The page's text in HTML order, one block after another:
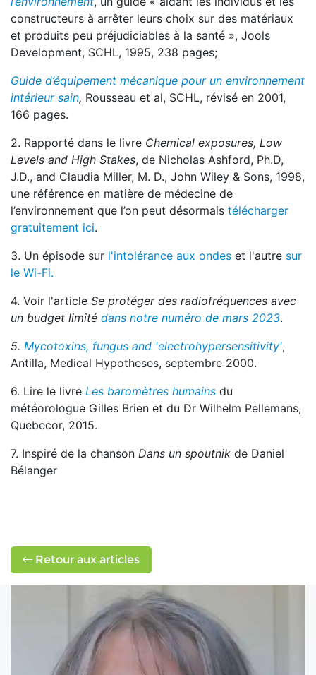
constructeurs à arrêter leurs choix sur des matériaux
et produits peu préjudiciables à la santé », Jools
Development, SCHL, 1995, 238 pages;
Guide d’équipement mécanique pour un environnement
intérieur sain, Rousseau et al, SCHL, révisé en 2001,
166 pages.
2. Rapporté dans le livre Chemical exposures, Low
Levels and High Stakes, de Nicholas Ashford, Ph.D,
J.D., and Claudia Miller, M. D., John Wiley & Sons, 1998,
une référence en matière de médecine de
l’environnement que l’on peut désormais télécharger
gratuitement ici.
3. Un épisode sur l'intolérance aux ondes et l'autre sur
le Wi-Fi.
4. Voir l'article Se protéger des radiofréquences avec
un budget limité dans notre numéro de mars 2023.
5. Mycotoxins, fungus and 'electrohypersensitivity',
Antilla, Medical Hypotheses, septembre 2000.
6. Lire le livre Les baromètres humains du
météorologue Gilles Brien et du Dr Wilhelm Pellemans,
Quebecor, 2015.
7. Inspiré de la chanson Dans un spoutnik de Daniel
Bélanger
Retour aux articles